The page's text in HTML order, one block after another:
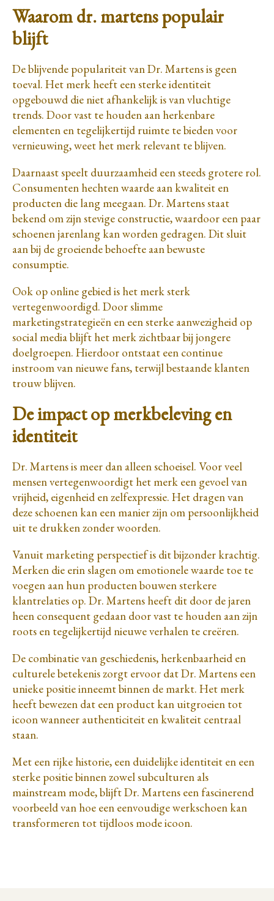
Waarom dr. martens populair
blijft
De blijvende populariteit van Dr. Martens is geen
toeval. Het merk heeft een sterke identiteit
opgebouwd die niet afhankelijk is van vluchtige
trends. Door vast te houden aan herkenbare
elementen en tegelijkertijd ruimte te bieden voor
vernieuwing, weet het merk relevant te blijven.
Daarnaast speelt duurzaamheid een steeds grotere rol.
Consumenten hechten waarde aan kwaliteit en
producten die lang meegaan. Dr. Martens staat
bekend om zijn stevige constructie, waardoor een paar
schoenen jarenlang kan worden gedragen. Dit sluit
aan bij de groeiende behoefte aan bewuste
consumptie.
Ook op online gebied is het merk sterk
vertegenwoordigd. Door slimme
marketingstrategieën en een sterke aanwezigheid op
social media blijft het merk zichtbaar bij jongere
doelgroepen. Hierdoor ontstaat een continue
instroom van nieuwe fans, terwijl bestaande klanten
trouw blijven.
De impact op merkbeleving en
identiteit
Dr. Martens is meer dan alleen schoeisel. Voor veel
mensen vertegenwoordigt het merk een gevoel van
vrijheid, eigenheid en zelfexpressie. Het dragen van
deze schoenen kan een manier zijn om persoonlijkheid
uit te drukken zonder woorden.
Vanuit marketing perspectief is dit bijzonder krachtig.
Merken die erin slagen om emotionele waarde toe te
voegen aan hun producten bouwen sterkere
klantrelaties op. Dr. Martens heeft dit door de jaren
heen consequent gedaan door vast te houden aan zijn
roots en tegelijkertijd nieuwe verhalen te creëren.
De combinatie van geschiedenis, herkenbaarheid en
culturele betekenis zorgt ervoor dat Dr. Martens een
unieke positie inneemt binnen de markt. Het merk
heeft bewezen dat een product kan uitgroeien tot
icoon wanneer authenticiteit en kwaliteit centraal
staan.
Met een rijke historie, een duidelijke identiteit en een
sterke positie binnen zowel subculturen als
mainstream mode, blijft Dr. Martens een fascinerend
voorbeeld van hoe een eenvoudige werkschoen kan
transformeren tot tijdloos mode icoon.